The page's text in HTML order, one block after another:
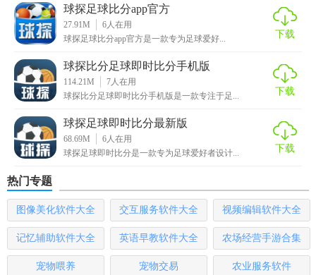
【球探数据内容】
1. 球员档案：包括基本信息、职业生涯统计、技术特点描述
等。
分析。
3. 战术板：用户可创建自定义战术，进行模拟训练和比赛分
析。
4. 新闻与动态：实时更新球员转会、伤病情况及最新赛事新
闻。
【球探数据优势】
球探足球比分app官方
27.91M 6人在用
球探足球比分app官方是一款专为足球爱好...
下载
球探比分足球即时比分手机版
114.21M 7人在用
球探比分足球即时比分手机版是一款专注于足...
下载
球探足球即时比分最新版
68.69M 6人在用
球探足球即时比分是一款专为足球爱好者设计...
下载
热门专题
图像美化软件大全 交互服务软件大全 视频编辑软件大全
记忆辅助软件大全 英语早教软件大全 农场经营手游合集
宠物喂养 宠物交易 农业服务软件